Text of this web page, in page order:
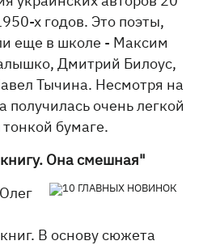
х годов. Это поэты,
еще в школе - Максим
Дмитрий Билоус,
Тычина. Несмотря на
очень легкой
бумаге.
Она смешная"
В основу сюжета